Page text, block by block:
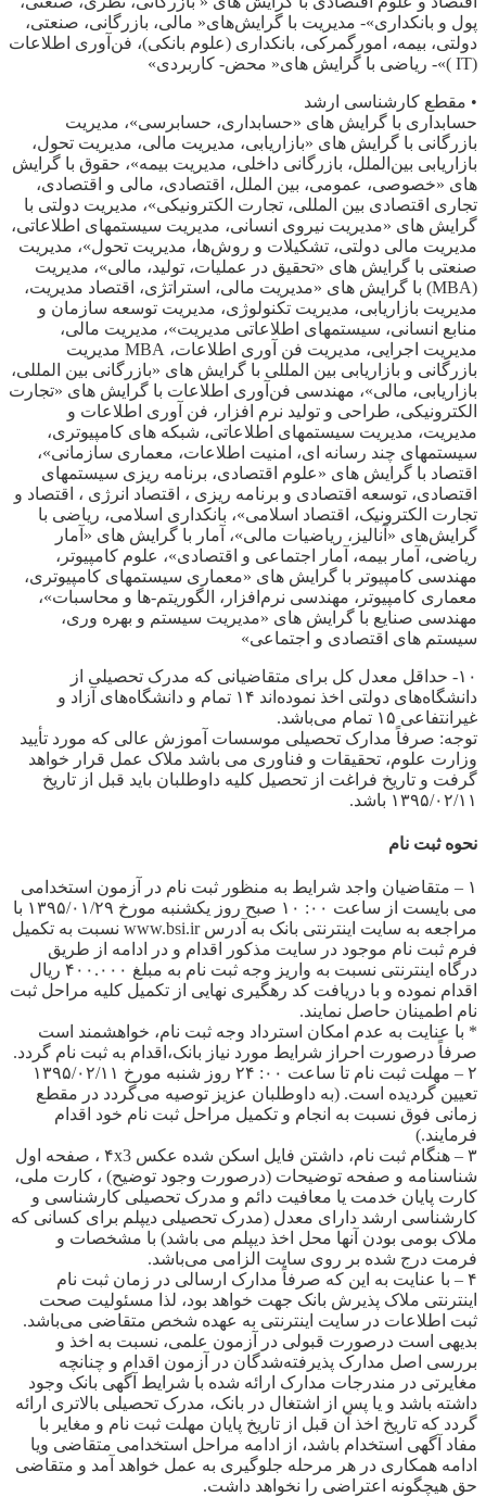
پول و بانکداری»- ‌مدیریت با گرایش‌های« مالی، بازرگانی، ‌صنعتی،
‌دولتی، بیمه، امورگمرکی، ‌بانکداری (علوم بانکی)، فن‌آوری اطلاعات
(IT )»- ریاضی با گرایش های« محض- کاربردی»
• مقطع کارشناسی ارشد
حسابداری با گرایش های «حسابداری، حسابرسی»، مدیریت
بازرگانی با گرایش های «بازاریابی، مدیریت مالی، مدیریت تحول،
بازاریابی بین‌الملل، بازرگانی داخلی، مدیریت بیمه»، حقوق با گرایش
های «خصوصی، عمومی، بین الملل، اقتصادی، مالی و اقتصادی،
تجاری اقتصادی بین المللی، تجارت الکترونیکی»، مدیریت دولتی با
گرایش های «مدیریت نیروی انسانی، مدیریت سیستمهای اطلاعاتی،
مدیریت مالی دولتی، تشکیلات و روش‌ها، مدیریت تحول»، مدیریت
صنعتی با گرایش های «تحقیق در عملیات، تولید، مالی»، مدیریت
(MBA) با گرایش های «مدیریت مالی، استراتژی، اقتصاد مدیریت،
مدیریت بازاریابی، مدیریت تکنولوژی، مدیریت توسعه سازمان و
منابع انسانی، سیستمهای اطلاعاتی مدیریت»، مدیریت مالی،
مدیریت اجرایی، مدیریت فن آوری اطلاعات، MBA مدیریت
بازرگانی و بازاریابی بین المللی با گرایش های «بازرگانی بین المللی،
بازاریابی، مالی»، مهندسی فن‌آوری اطلاعات با گرایش های «تجارت
الکترونیکی، طراحی و تولید نرم افزار، فن آوری اطلاعات و
مدیریت، مدیریت سیستمهای اطلاعاتی، شبکه های کامپیوتری،
سیستمهای چند رسانه ای، امنیت اطلاعات، معماری سازمانی»،
اقتصاد با گرایش های «علوم اقتصادی، برنامه ریزی سیستمهای
اقتصادی، توسعه اقتصادی و برنامه ریزی ، اقتصاد انرژی ، اقتصاد و
تجارت الکترونیک، اقتصاد اسلامی»، بانکداری اسلامی، ریاضی با
گرایش‌های «آنالیز، ریاضیات مالی»، آمار با گرایش های «آمار
ریاضی، آمار بیمه، آمار اجتماعی و اقتصادی»، علوم کامپیوتر،
مهندسی کامپیوتر با گرایش های «معماری سیستمهای کامپیوتری،
معماری کامپیوتر، مهندسی نرم‌افزار، الگوریتم-ها و محاسبات»،
مهندسی صنایع با گرایش های «مدیریت سیستم و بهره وری،
سیستم های اقتصادی و اجتماعی»
۱۰- حداقل معدل کل برای متقاضیانی که مدرک تحصیلی از
دانشگاه‌های دولتی اخذ نموده‌اند ۱۴ تمام و دانشگاه‌های آزاد و
غیرانتفاعی ۱۵ تمام می‌باشد.
توجه: صرفاً مدارک تحصیلی موسسات آموزش عالی که مورد تأیید
وزارت علوم، تحقیقات و فناوری می باشد ملاک عمل قرار خواهد
گرفت و تاریخ فراغت از تحصیل کلیه داوطلبان باید قبل از تاریخ
۱۳۹۵/۰۲/۱۱ باشد.
نحوه ثبت نام
۱ – متقاضیان واجد شرایط به منظور ثبت نام در آزمون استخدامی
می بایست از ساعت ۰۰: ۱۰ صبح روز یکشنبه مورخ ۱۳۹۵/۰۱/۲۹ با
مراجعه به سایت اینترنتی بانک به آدرس www.bsi.ir نسبت به تکمیل
فرم ثبت نام موجود در سایت مذکور اقدام و در ادامه از طریق
درگاه اینترنتی نسبت به واریز وجه ثبت نام به مبلغ ۴۰۰.۰۰۰ ریال
اقدام نموده و با دریافت کد رهگیری نهایی از تکمیل کلیه مراحل ثبت
نام اطمینان حاصل نمایند.
* با عنایت به عدم امکان استرداد وجه ثبت نام، خواهشمند است
صرفاً درصورت احراز شرایط مورد نیاز بانک،اقدام به ثبت نام گردد.
۲ – مهلت ثبت نام تا ساعت ۰۰: ۲۴ روز شنبه مورخ ۱۳۹۵/۰۲/۱۱
تعیین گردیده است. (به داوطلبان عزیز توصیه می‌گردد در مقطع
زمانی فوق نسبت به انجام و تکمیل مراحل ثبت نام خود اقدام
فرمایند.)
۳ – هنگام ثبت نام، داشتن فایل اسکن شده عکس ۴x3 ، صفحه اول
شناسنامه و صفحه توضیحات (درصورت وجود توضیح) ، کارت ملی،
کارت پایان خدمت یا معافیت دائم و مدرک تحصیلی کارشناسی و
کارشناسی ارشد دارای معدل (مدرک تحصیلی دیپلم برای کسانی که
ملاک بومی بودن آنها محل اخذ دیپلم می باشد) با مشخصات و
فرمت درج شده بر روی سایت الزامی می‌باشد.
۴ – با عنایت به این که صرفاً مدارک ارسالی در زمان ثبت نام
اینترنتی ملاک پذیرش بانک جهت خواهد بود، لذا مسئولیت صحت
ثبت اطلاعات در سایت اینترنتی به عهده شخص متقاضی می‌باشد.
بدیهی است درصورت قبولی در آزمون علمی، نسبت به اخذ و
بررسی اصل مدارک پذیرفته‌‌شدگان در آزمون اقدام و چنانچه
مغایرتی در مندرجات مدارک ارائه شده با شرایط آگهی بانک وجود
داشته باشد و یا پس از اشتغال در بانک، مدرک تحصیلی بالاتری ارائه
گردد که تاریخ اخذ آن قبل از تاریخ پایان مهلت ثبت نام و مغایر با
مفاد آگهی استخدام باشد، از ادامه مراحل استخدامی متقاضی ویا
ادامه همکاری در هر مرحله جلوگیری به عمل خواهد آمد و متقاضی
حق هیچگونه اعتراضی را نخواهد داشت.